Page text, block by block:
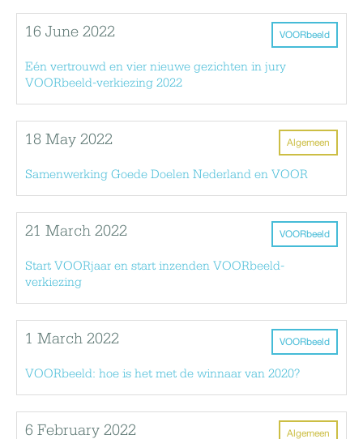
VOORbeeld
16 June 2022
Eén vertrouwd en vier nieuwe gezichten in jury
VOORbeeld-verkiezing 2022
Algemeen
18 May 2022
Samenwerking Goede Doelen Nederland en VOOR
VOORbeeld
21 March 2022
Start VOORjaar en start inzenden VOORbeeld-
verkiezing
VOORbeeld
1 March 2022
VOORbeeld: hoe is het met de winnaar van 2020?
Algemeen
6 February 2022